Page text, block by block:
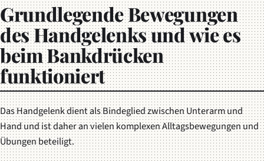
Grundlegende Bewegungen
des Handgelenks und wie es
beim Bankdrücken
funktioniert
Das Handgelenk dient als Bindeglied zwischen Unterarm und
Hand und ist daher an vielen komplexen Alltagsbewegungen und
Übungen beteiligt.